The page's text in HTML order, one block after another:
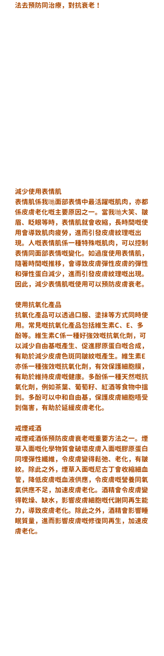
法去預防同治療，對抗衰老！
減少使用表情肌
表情肌係我哋面部表情中最活躍嘅肌肉，亦都
係皮膚老化嘅主要原因之一。當我哋大笑、皺
眉、眨眼等時，表情肌就會收縮，長時間嘅使
用會導致肌肉疲勞，進而引發皮膚紋理嘅出
現。人嘅表情肌係一種特殊嘅肌肉，可以控制
表情同面部表情嘅變化。如過度使用表情肌，
隨著時間嘅推移，會導致皮膚彈性皮膚的彈性
和彈性蛋白減少，進而引發皮膚紋理嘅出現。
因此，減少表情肌嘅使用可以預防皮膚衰老。
使用抗氧化產品
抗氧化產品可以透過口服、塗抹等方式同時使
用。常見嘅抗氧化產品包括維生素C、E、多
酚等。維生素C係一種好強效嘅抗氧化劑，可
以減少自由基嘅產生、促進膠原蛋白嘅合成，
有助於減少皮膚色斑同皺紋嘅產生。維生素E
亦係一種強效嘅抗氧化劑，有效保護細胞膜，
有助於維持皮膚嘅健康。多酚係一種天然嘅抗
氧化劑，例如茶葉、葡萄籽、紅酒等食物中搵
到。多酚可以中和自由基，保護皮膚細胞唔受
到傷害，有助於延緩皮膚老化。
戒煙戒酒
戒煙戒酒係預防皮膚衰老嘅重要方法之一。煙
草入面嘅化學物質會破壞皮膚入面嘅膠原蛋白
同埋彈性纖維，令皮膚變得鬆弛、老化，有皺
紋。除此之外，煙草入面嘅尼古丁會收縮細血
管，降低皮膚嘅血液供應，令皮膚嘅營養同氧
氣供應不足，加速皮膚老化。酒精會令皮膚變
得乾燥、缺水，影響皮膚細胞嘅代謝同再生能
力，導致皮膚老化。除此之外，酒精會影響睡
眠質量，進而影響皮膚嘅修復同再生，加速皮
膚老化。